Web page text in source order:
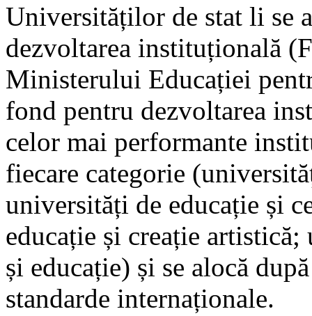
Universităților de stat li se
dezvoltarea instituțională
Ministerului Educației
fond pentru dezvoltarea
celor mai performante
fiecare categorie
universități de educație și
educație și creație artistică;
și educație) și se alocă
standarde internaționale.